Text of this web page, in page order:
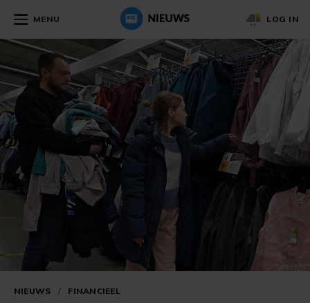
MENU LOG IN
NIEUWS / FINANCIEEL